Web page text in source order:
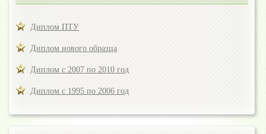
Диплом ПТУ
Диплом нового образца
Диплом с 2007 по 2010 год
Диплом с 1995 по 2006 год